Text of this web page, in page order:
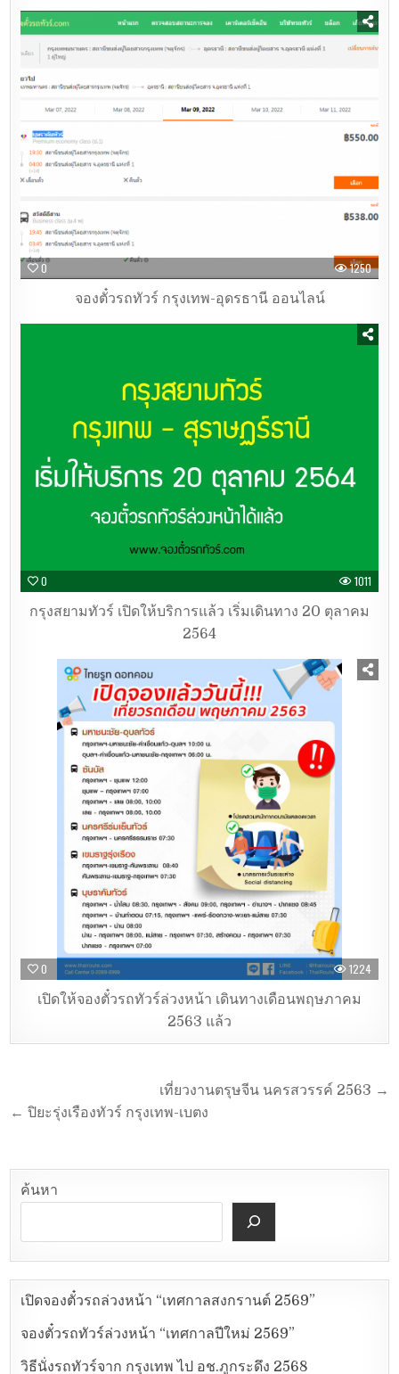
0 1250
จองตั๋วรถทัวร์ กรุงเทพ-อุดรธานี ออนไลน์
0 1011
กรุงสยามทัวร์ เปิดให้บริการแล้ว เริ่มเดินทาง 20 ตุลาคม
2564
0 1224
เปิดให้จองตั๋วรถทัวร์ล่วงหน้า เดินทางเดือนพฤษภาคม
2563 แล้ว
เที่ยวงานตรุษจีน นครสวรรค์ 2563 →
← ปิยะรุ่งเรืองทัวร์ กรุงเทพ-เบตง
ค้นหา
เปิดจองตั๋วรถล่วงหน้า “เทศกาลสงกรานต์ 2569”
จองตั๋วรถทัวร์ล่วงหน้า “เทศกาลปีใหม่ 2569”
วิธีนั่งรถทัวร์จาก กรุงเทพ ไป อช.ภูกระดึง 2568